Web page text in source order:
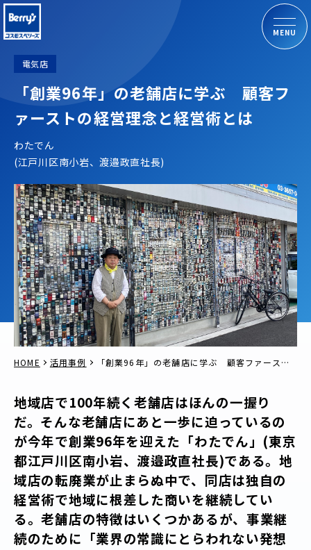
MENU
電気店
「創業96年」の老舗店に学ぶ 顧客フ
ァーストの経営理念と経営術とは
わたでん
(江戸川区南小岩、渡邉政直社長)
HOME 活用事例 「創業96年」の老舗店に学ぶ 顧客ファーストの経営理念と経営術とは
地域店で100年続く老舗店はほんの一握り
だ。そんな老舗店にあと一歩に迫っているの
が今年で創業96年を迎えた「わたでん」(東京
都江戸川区南小岩、渡邉政直社長)である。地
域店の転廃業が止まらぬ中で、同店は独自の
経営術で地域に根差した商いを継続してい
る。老舗店の特徴はいくつかあるが、事業継
続のために「業界の常識にとらわれない発想